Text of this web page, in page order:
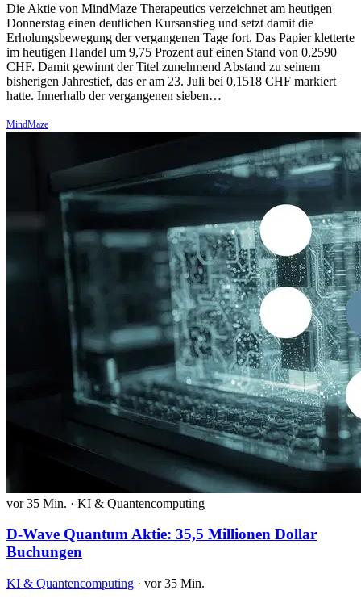
Die Aktie von MindMaze Therapeutics verzeichnet am heutigen
Donnerstag einen deutlichen Kursanstieg und setzt damit die
Erholungsbewegung der vergangenen Tage fort. Das Papier kletterte
im heutigen Handel um 9,75 Prozent auf einen Stand von 0,2590
CHF. Damit gewinnt der Titel zunehmend Abstand zu seinem
bisherigen Jahrestief, das er am 23. Juli bei 0,1518 CHF markiert
hatte. Innerhalb der vergangenen sieben…
MindMaze
vor 35 Min. · KI & Quantencomputing
D-Wave Quantum Aktie: 35,5 Millionen Dollar
Buchungen
KI & Quantencomputing · vor 35 Min.